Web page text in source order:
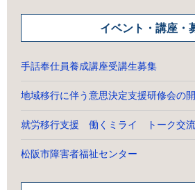
イベント・講座・
手話奉仕員養成講座受講生募集
地域移行に伴う意思決定支援研修会の
就労移行支援 働くミライ トーク交流
松阪市障害者福祉センター